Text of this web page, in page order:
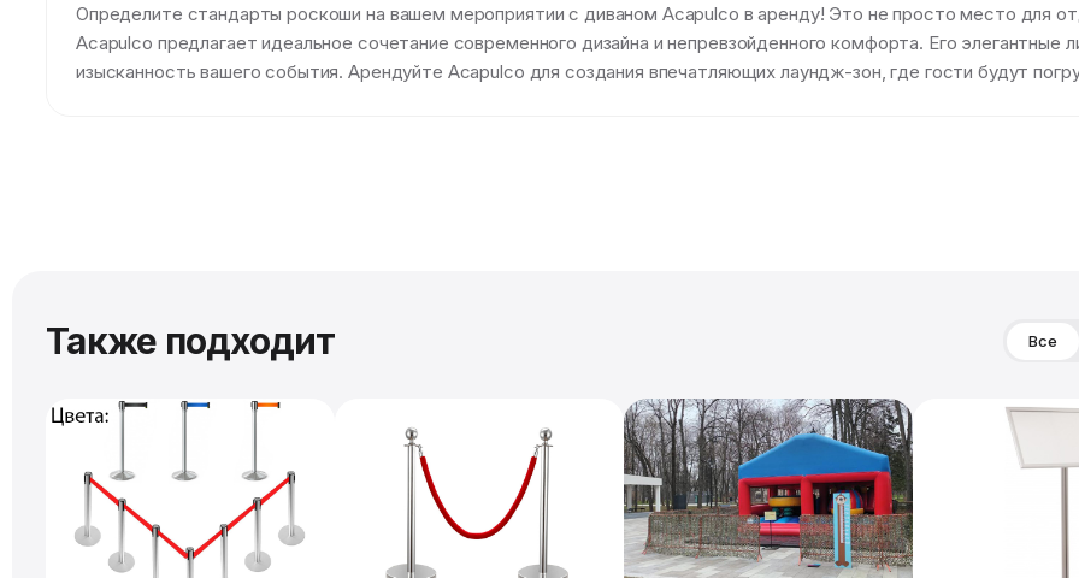
Определите стандарты роскоши на вашем мероприятии с диваном Acapulco в аренду! Это не просто место для
Acapulco предлагает идеальное сочетание современного дизайна и непревзойденного комфорта. Его
изысканность вашего события. Арендуйте Acapulco для создания впечатляющих лаундж-зон, где гости будут
Также подходит Все